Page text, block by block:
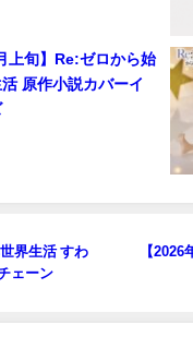
上旬】Re:ゼロから始
原作小説カバーイ
界生活 すわ
ェーン
【